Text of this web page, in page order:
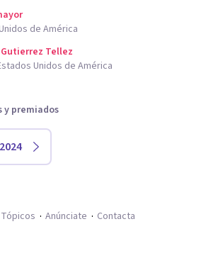
de América
Tellez
Unidos de América
y premiados
Tópicos Anúnciate Contacta